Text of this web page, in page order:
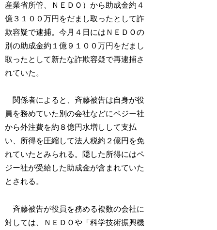
産業省所管、ＮＥＤＯ）から助成金約４
億３１００万円をだまし取ったとして詐
欺容疑で逮捕。今月４日にはＮＥＤＯの
別の助成金約１億９１００万円をだまし
取ったとして新たな詐欺容疑で再逮捕さ
れていた。
関係者によると、斉藤被告は自身が役
員を務めていた別の会社などにペジー社
から外注費を約８億円水増しして支払
い、所得を圧縮して法人税約２億円を免
れていたとみられる。隠した所得にはペ
ジー社が受給した助成金が含まれていた
とされる。
斉藤被告が役員を務める複数の会社に
対しては、ＮＥＤＯや「科学技術振興機